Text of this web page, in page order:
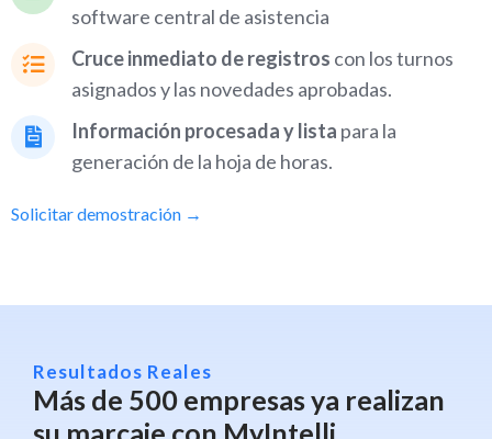
software central de asistencia
Cruce inmediato de registros con los turnos
asignados y las novedades aprobadas.
Información procesada y lista para la
generación de la hoja de horas.
Solicitar demostración →
Resultados Reales
Más de 500 empresas ya realizan